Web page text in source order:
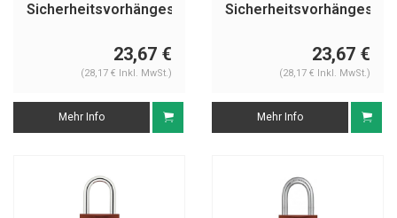
Sicherheitsvorhängeschloss
Abdeckung 74/4023,67 €
(28,17 € Inkl. MwSt.)
Mehr Info
Abdeckung 74BS/40
23,67 €
(28,17 € Inkl. MwSt.)
Mehr Info